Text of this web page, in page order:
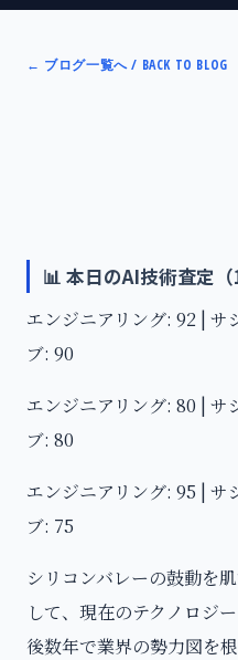
← ブログ一覧へ / BACK TO BLOG
📊 本日のAI技術査定（
エンジニアリング: 92 | サ
ブ: 90
エンジニアリング: 80 | サ
ブ: 80
エンジニアリング: 95 | サ
ブ: 75
シリコンバレーの鼓動を
して、現在のテクノロジ
後数年で業界の勢力図を